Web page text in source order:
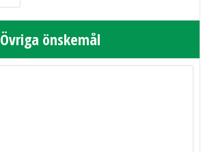
Övriga önskemål